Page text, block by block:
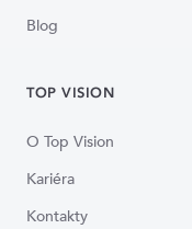
Blog
TOP VISION
O Top Vision
Kariéra
Kontakty